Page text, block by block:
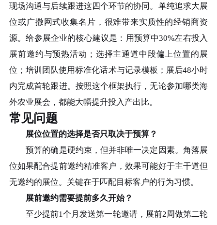
现场沟通与后续跟进这四个环节的协同。单纯追求大展
位或广撒网式收集名片，很难带来实质性的经销商资
源。给参展企业的核心建议是：用预算中30%左右投入
展前邀约与预热活动；选择主通道中段偏上位置的展
位；培训团队使用标准化话术与记录模板；展后48小时
内完成首轮跟进。按照这个框架执行，无论参加哪类海
外农业展会，都能大幅提升投入产出比。
常见问题
展位位置的选择是否只取决于预算？
预算的确是硬约束，但并非唯一决定因素。角落展
位如果配合提前邀约精准客户，效果可能好于主干道但
无邀约的展位。关键在于匹配目标客户的行为习惯。
展前邀约需要提前多久开始？
至少提前1个月发送第一轮邀请，展前2周做第二轮